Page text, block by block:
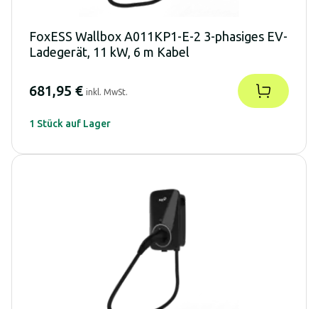
FoxESS Wallbox A011KP1-E-2 3-phasiges EV-
Ladegerät, 11 kW, 6 m Kabel
681,95 € inkl. MwSt.
1 Stück auf Lager